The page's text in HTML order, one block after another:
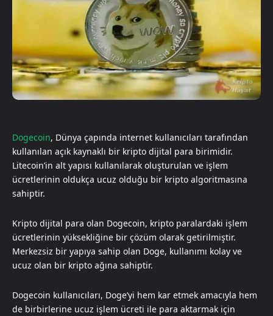
Dogecoin, Dünya çapında internet kullanıcıları tarafından
kullanılan açık kaynaklı bir kripto dijital para birimidir.
Litecoin’in alt yapısı kullanılarak oluşturulan ve işlem
ücretlerinin oldukça ucuz olduğu bir kripto algoritmasına
sahiptir.
Kripto dijital para olan Dogecoin, kripto paralardaki işlem
ücretlerinin yüksekliğine bir çözüm olarak getirilmiştir.
Merkezsiz bir yapıya sahip olan Doge, kullanımı kolay ve
ucuz olan bir kripto ağına sahiptir.
Dogecoin kullanıcıları, Doge’yi hem kar etmek amacıyla hem
de birbirlerine ucuz işlem ücreti ile para aktarmak için